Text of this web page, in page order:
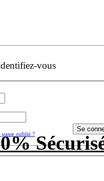
vous
passe oublié ?